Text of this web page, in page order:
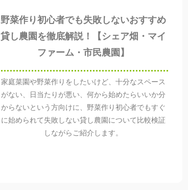
野菜作り初心者でも失敗しないおすすめ
貸し農園を徹底解説！【シェア畑・マイ
ファーム・市民農園】
家庭菜園や野菜作りをしたいけど、十分なスペース
がない、日当たりが悪い、何から始めたらいいか分
からないという方向けに、野菜作り初心者でもすぐ
に始められて失敗しない貸し農園について比較検証
しながらご紹介します。